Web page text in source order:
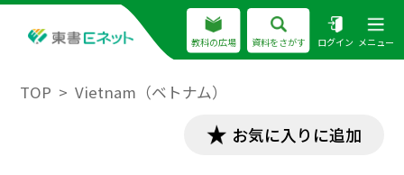
教科の広場 資料をさがす ログイン メニュー
TOP Vietnam（ベトナム）
お気に入りに追加